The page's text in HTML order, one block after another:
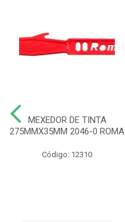
MEXEDOR DE TINTA
275MMX35MM 2046-0 ROMA
Código: 12310